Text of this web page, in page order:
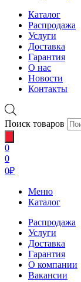
Каталог
Распродажа
Услуги
Доставка
Гарантия
О нас
Новости
Контакты
Поиск товаров
0
0
0₽
Меню
Каталог
Распродажа
Услуги
Доставка
Гарантия
О компании
Вакансии